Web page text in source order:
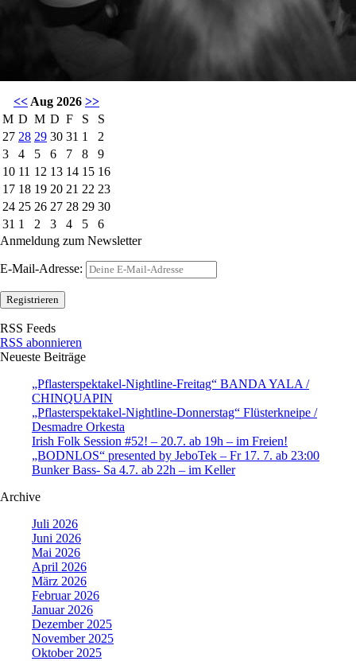
<< Aug 2026 >>
M D M D F S
S
27 28 29 30 31 1
2
3
4 5 6 7 8
9
10 11 12 13 14 15 16
17 18 19 20 21 22 23
24 25 26 27 28 29 30
31 1 2 3 4 5
6
Anmeldung zum Newsletter
E-Mail-Adresse:
RSS Feeds
RSS abonnieren
Neueste Beiträge
„Pflasterspektakel-Nightline-Freitag“ BANDA YALA /
CHINQUAPIN
„Pflasterspektakel-Nightline-Donnerstag“ Flüsterkneipe /
Desmadre Orkesta
Irish Folk Session #52! – 20.7. ab 19h – im Freien!
„BODNLOS“ presented by JeboTek – Fr 17. 7. ab 23:00
Bunker Bass- Sa 4.7. ab 22h – im Keller
Archive
Juli 2026
Juni 2026
Mai 2026
April 2026
März 2026
Februar 2026
Januar 2026
Dezember 2025
November 2025
Oktober 2025